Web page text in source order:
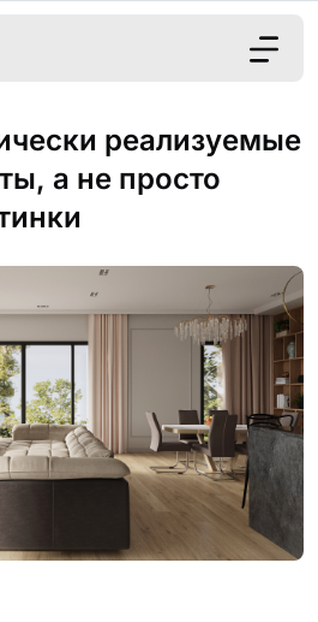
Дизайн
Ремонт
Цены
Наши работы
Контакты
г. Краснодар
8 (861) 945-12-
34
Обсудить
проект
реализуемые
а не просто